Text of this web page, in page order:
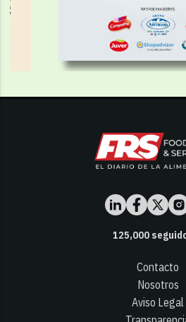
125,000
Contacto
Nosotros
Aviso Legal